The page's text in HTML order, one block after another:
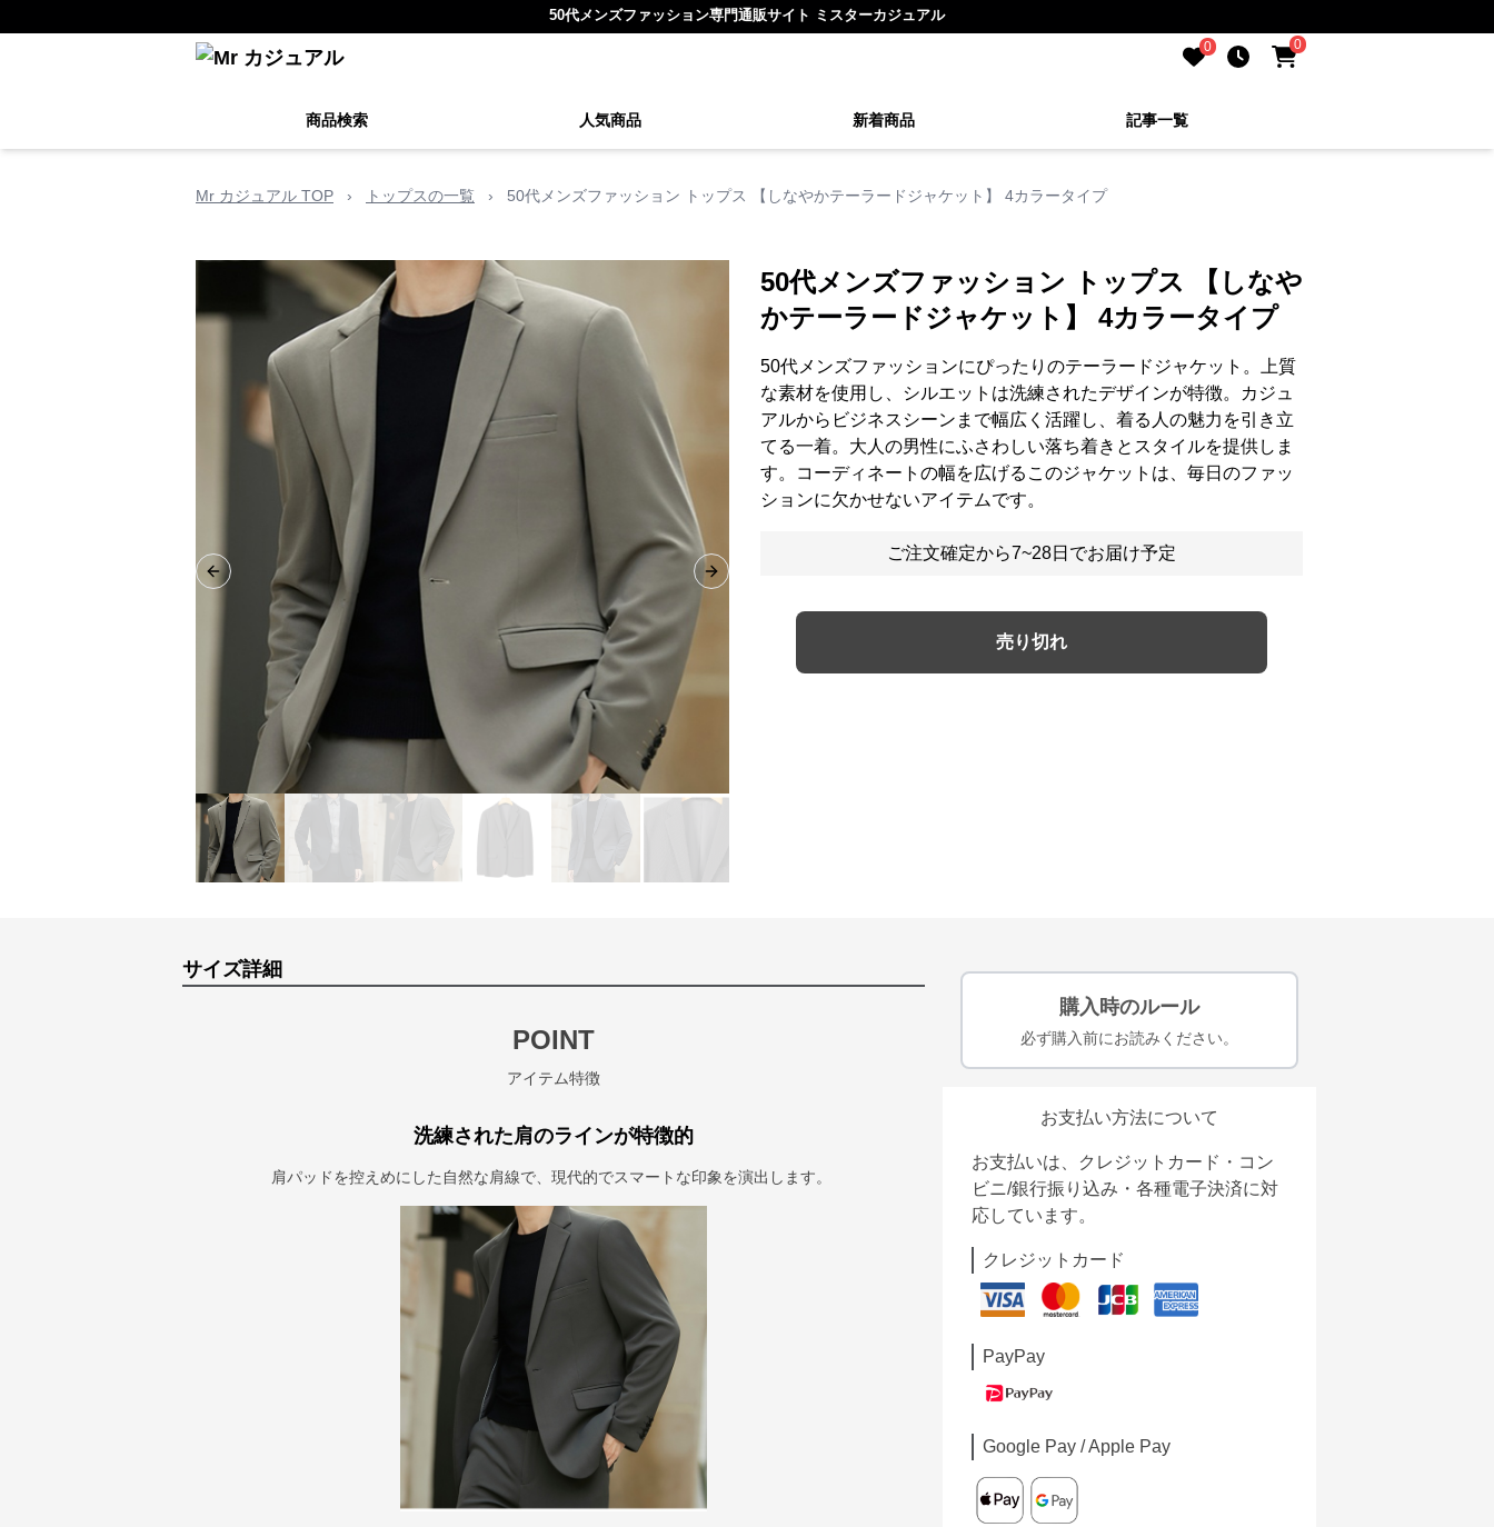
50代メンズファッション専門通販サイト ミスターカジュアル
0 0
商品検索 人気商品 新着商品 記事一覧
Mr カジュアル TOP › トップスの一覧 › 50代メンズファッション トップス 【しなやかテーラードジャケット】 4カラータイプ
Previous slide Next slide
50代メンズファッション トップス 【しなや
かテーラードジャケット】 4カラータイプ
50代メンズファッションにぴったりのテーラードジャケット。上質
な素材を使用し、シルエットは洗練されたデザインが特徴。カジュ
アルからビジネスシーンまで幅広く活躍し、着る人の魅力を引き立
てる一着。大人の男性にふさわしい落ち着きとスタイルを提供しま
す。コーディネートの幅を広げるこのジャケットは、毎日のファッ
ションに欠かせないアイテムです。
ご注文確定から7~28日でお届け予定
売り切れ
サイズ詳細
POINT
アイテム特徴
洗練された肩のラインが特徴的
肩パッドを控えめにした自然な肩線で、現代的でスマートな印象を演出します。
購入時のルール
必ず購入前にお読みください。
お支払い方法について
お支払いは、クレジットカード・コン
ビニ/銀行振り込み・各種電子決済に対
応しています。
クレジットカード
PayPay
Google Pay / Apple Pay